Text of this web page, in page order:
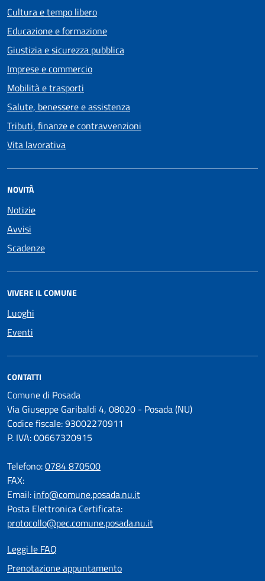
Cultura e tempo libero
Educazione e formazione
Giustizia e sicurezza pubblica
Imprese e commercio
Mobilità e trasporti
Salute, benessere e assistenza
Tributi, finanze e contravvenzioni
Vita lavorativa
NOVITÀ
Notizie
Avvisi
Scadenze
VIVERE IL COMUNE
Luoghi
Eventi
CONTATTI
Comune di Posada
Via Giuseppe Garibaldi 4, 08020 - Posada (NU)
Codice fiscale: 93002270911
P. IVA: 00667320915
Telefono:0784 870500
FAX:
Email: info@comune.posada.nu.it
Posta Elettronica Certificata:
protocollo@pec.comune.posada.nu.it
Leggi le FAQ
Prenotazione appuntamento